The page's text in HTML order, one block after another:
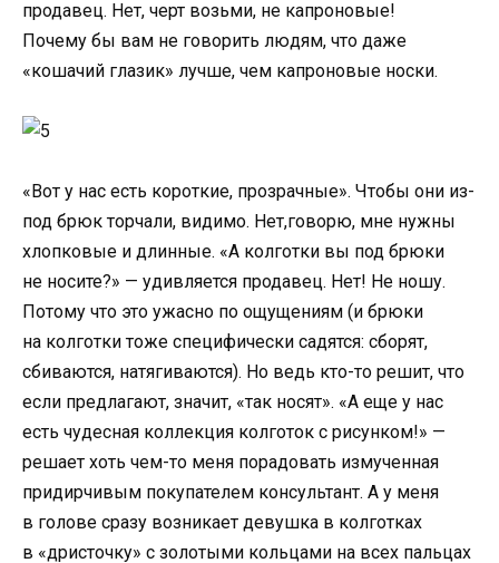
продавец. Нет, черт возьми, не капроновые!
Почему бы вам не говорить людям, что даже
«кошачий глазик» лучше, чем капроновые носки.
« Вот у нас есть короткие, прозрачные». Чтобы они из-
под брюк торчали, видимо. Нет,говорю, мне нужны
хлопковые и длинные. «А колготки вы под брюки
не носите?» — удивляется продавец. Нет! Не ношу.
Потому что это ужасно по ощущениям (и брюки
на колготки тоже специфически садятся: сборят,
сбиваются, натягиваются). Но ведь кто-то решит, что
если предлагают, значит, «так носят». «А еще у нас
есть чудесная коллекция колготок с рисунком!» —
решает хоть чем-то меня порадовать измученная
придирчивым покупателем консультант. А у меня
в голове сразу возникает девушка в колготках
в «дристочку» с золотыми кольцами на всех пальцах